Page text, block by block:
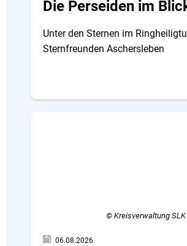
Die Perseiden im
Unter den Sternen im
Sternfreunden Aschersleben
© Kreisverwaltung
06.08.2026